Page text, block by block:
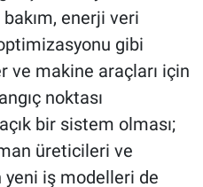
enerji veri
gibi
makine araçları için
noktası
bir sistem olması;
üreticileri ve
yeni iş modelleri de